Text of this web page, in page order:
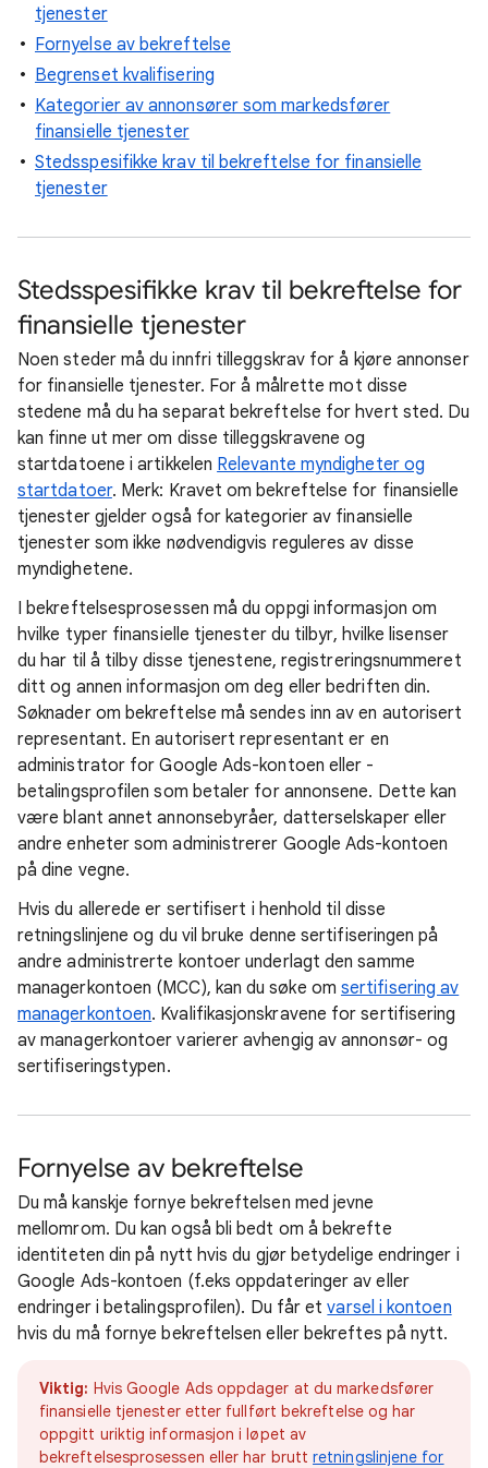
tjenester
Fornyelse av bekreftelse
Begrenset kvalifisering
Kategorier av annonsører som markedsfører
finansielle tjenester
Stedsspesifikke krav til bekreftelse for finansielle
tjenester
Stedsspesifikke krav til bekreftelse for
finansielle tjenester
Noen steder må du innfri tilleggskrav for å kjøre annonser
for finansielle tjenester. For å målrette mot disse
stedene må du ha separat bekreftelse for hvert sted. Du
kan finne ut mer om disse tilleggskravene og
startdatoene i artikkelen Relevante myndigheter og
startdatoer. Merk: Kravet om bekreftelse for finansielle
tjenester gjelder også for kategorier av finansielle
tjenester som ikke nødvendigvis reguleres av disse
myndighetene.
I bekreftelsesprosessen må du oppgi informasjon om
hvilke typer finansielle tjenester du tilbyr, hvilke lisenser
du har til å tilby disse tjenestene, registreringsnummeret
ditt og annen informasjon om deg eller bedriften din.
Søknader om bekreftelse må sendes inn av en autorisert
representant. En autorisert representant er en
administrator for Google Ads-kontoen eller -
betalingsprofilen som betaler for annonsene. Dette kan
være blant annet annonsebyråer, datterselskaper eller
andre enheter som administrerer Google Ads-kontoen
på dine vegne.
Hvis du allerede er sertifisert i henhold til disse
retningslinjene og du vil bruke denne sertifiseringen på
andre administrerte kontoer underlagt den samme
managerkontoen (MCC), kan du søke om sertifisering av
managerkontoen. Kvalifikasjonskravene for sertifisering
av managerkontoer varierer avhengig av annonsør- og
sertifiseringstypen.
Fornyelse av bekreftelse
Du må kanskje fornye bekreftelsen med jevne
mellomrom. Du kan også bli bedt om å bekrefte
identiteten din på nytt hvis du gjør betydelige endringer i
Google Ads-kontoen (f.eks oppdateringer av eller
endringer i betalingsprofilen). Du får etvarsel i kontoen
hvis du må fornye bekreftelsen eller bekreftes på nytt.
Viktig: Hvis Google Ads oppdager at du markedsfører
finansielle tjenester etter fullført bekreftelse og har
oppgitt uriktig informasjon i løpet av
bekreftelsesprosessen eller har bruttretningslinjene for